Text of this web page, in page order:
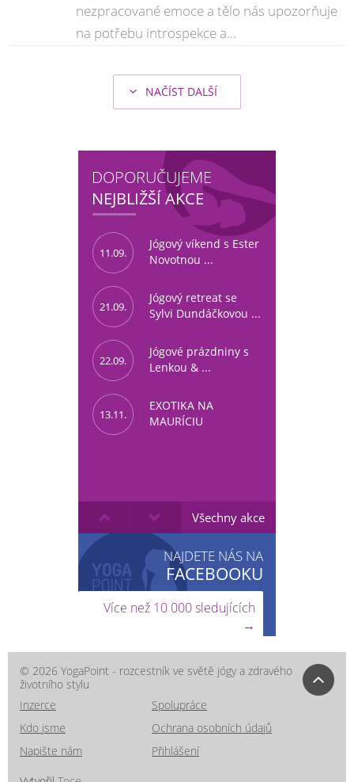
nezpracované emoce a tělo nás upozorňuje
na potřebu introspekce a...
NAČÍST DALŠÍ
DOPORUČUJEME
NEJBLIŽŠÍ AKCE
11.09.
Jógový víkend s Ester
Novotnou ...
21.09.
Jógový retreat se
Sylvi Dundáčkovou ...
22.09.
Jógové prázdniny s
Lenkou & ...
13.11.
EXOTIKA NA
MAURÍCIU
Všechny akce
NAJDETE NÁS NA
FACEBOOKU
Více než 10 000 sledujících
→
© 2026 YogaPoint - rozcestník ve světě jógy a zdravého
životního stylu
Inzerce
Spolupráce
Kdo jsme
Ochrana osobních údajů
Napište nám
Přihlášení